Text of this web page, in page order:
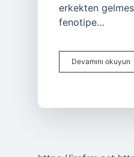
erkekten
fenotipe…
Devamını okuyun